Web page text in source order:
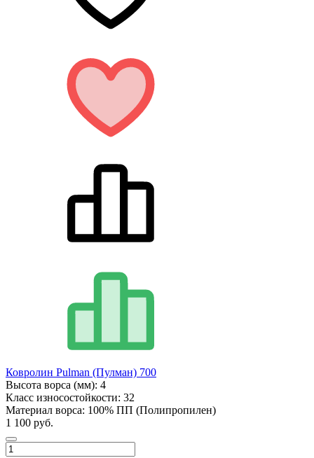
Ковролин Pulman (Пулман) 700
Высота ворса (мм): 4
Класс износостойкости: 32
Материал ворса: 100% ПП (Полипропилен)
1 100 руб.